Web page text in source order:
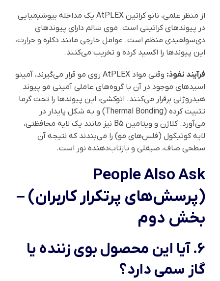
از منظر علمی، نانو کراتین AtPLEX یک مداخله بیوشیمیایی
در پیوندهای کراتینی است. موی سالم دارای پیوندهای
دی‌سولفیدی منظم است. عوامل خارجی مانند دکلره و حرارت،
این پیوندها را اکسید کرده و تخریب می‌کنند.
فرآیند نفوذ:
وقتی مواد AtPLEX روی مو قرار می‌گیرند، آمینو
اسیدهای موجود در آن با گروه‌های عاملی آمینی مو پیوند
هیدروژنی برقرار می‌کنند. اتوکشی، این پیوندها را تحت گرما
تثبیت کرده (Thermal Bonding) و به شکل پایدار در
می‌آورد. کلاژن و ویتامین B5 نیز مانند یک لایه محافظتی،
لایه کوتیکول (فلس‌های مو) را می‌بندند که نتیجه آن
سطحی صاف، صیقلی و بازتاب‌دهنده نور است.
People Also Ask
(پرسش‌های پرتکرار کاربران) –
بخش دوم
۶. آیا این محصول بوی زننده یا
گاز سمی دارد؟